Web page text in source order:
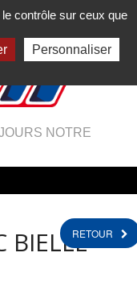
NOTRE
RETOUR
BIELLE
contrôle sur ceux que
Personnaliser